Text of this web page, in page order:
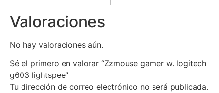
Valoraciones
No hay valoraciones aún.
Sé el primero en valorar “Zzmouse gamer w. logitech
g603 lightspee”
Tu dirección de correo electrónico no será publicada.